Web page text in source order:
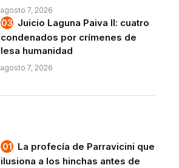
agosto 7, 2026
Juicio Laguna Paiva II: cuatro
condenados por crímenes de
lesa humanidad
agosto 7, 2026
La profecía de Parravicini que
ilusiona a los hinchas antes de